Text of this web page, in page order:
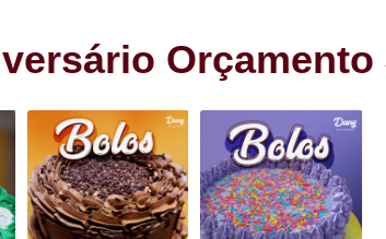
Cento de
Cento de
Cento de Salgado São João
Cento de